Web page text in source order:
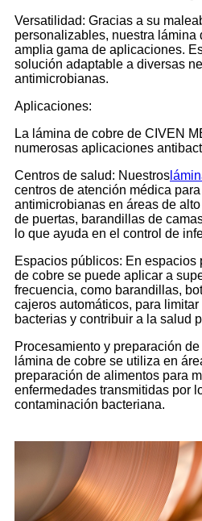
Versatilidad: Gracias a su
personalizables, nuestra lámina
amplia gama de aplicaciones.
solución adaptable a diversas
antimicrobianas.
Aplicaciones:
La lámina de cobre de CIVEN
numerosas aplicaciones
Centros de salud: Nuestros
centros de atención médica
antimicrobianas en áreas de
de puertas, barandillas de
lo que ayuda en el control de
Espacios públicos: En espacios
de cobre se puede aplicar a
frecuencia, como barandillas,
cajeros automáticos, para
bacterias y contribuir a la salud
Procesamiento y preparación
lámina de cobre se utiliza en
preparación de alimentos para
enfermedades transmitidas por
contaminación bacteriana.